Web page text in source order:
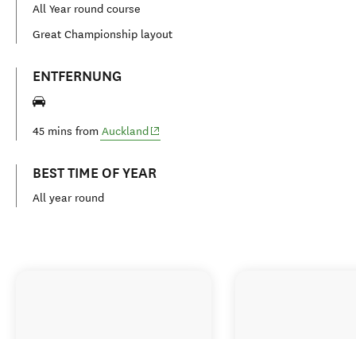
All Year round course
Great Championship layout
ENTFERNUNG
45 mins from Auckland(opens in new window)
BEST TIME OF YEAR
All year round